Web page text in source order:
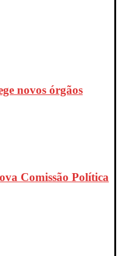
novos órgãos
Comissão Política